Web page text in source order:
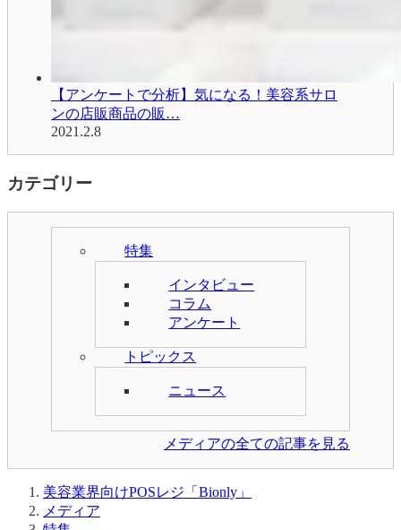
【アンケートで分析】気になる！美容系サロ
ンの店販商品の販…
2021.2.8
カテゴリー
メディア
特集
インタビュー
コラム
アンケート
トピックス
ニュース
メディア